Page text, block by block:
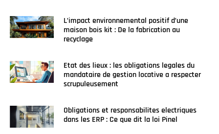
L’impact environnemental positif d’une
maison bois kit : De la fabrication au
recyclage
Etat des lieux : les obligations legales du
mandataire de gestion locative a respecter
scrupuleusement
Obligations et responsabilites electriques
dans les ERP : Ce que dit la loi Pinel